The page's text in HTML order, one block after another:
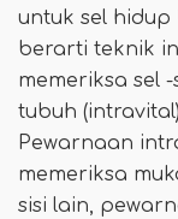
untuk sel hidup
berarti teknik
memeriksa sel
tubuh
Pewarnaan
memeriksa
sisi lain,